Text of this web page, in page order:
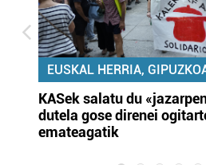
EUSKAL HERRIA,
KASek salatu du
dutela gose direnei
emateagatik